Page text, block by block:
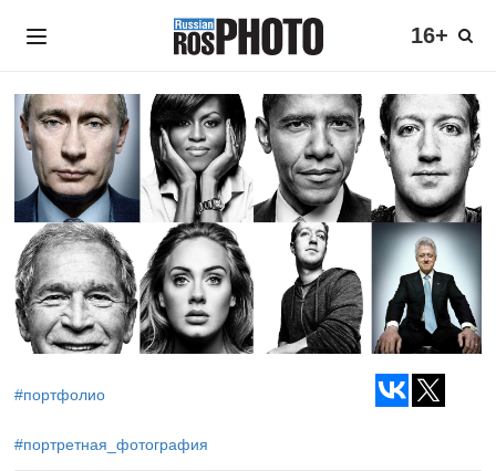
16+
#портфолио
#портретная_фотография